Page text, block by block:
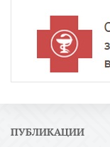
ПУБЛИКАЦИИ